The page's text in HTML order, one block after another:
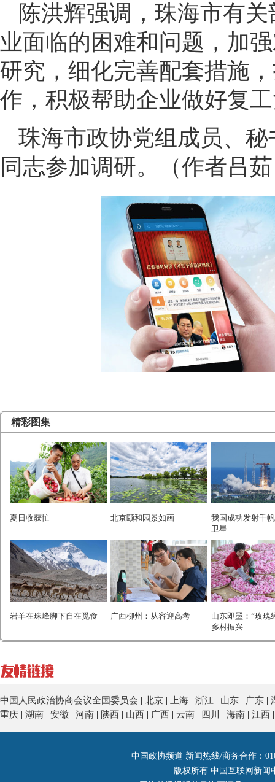
陈洪辉强调，珠海市有
业面临的困难和问题，加
研究，细化完善配套措施
作，积极帮助企业做好复
珠海市政协党组成员、
同志参加调研。（作者吕